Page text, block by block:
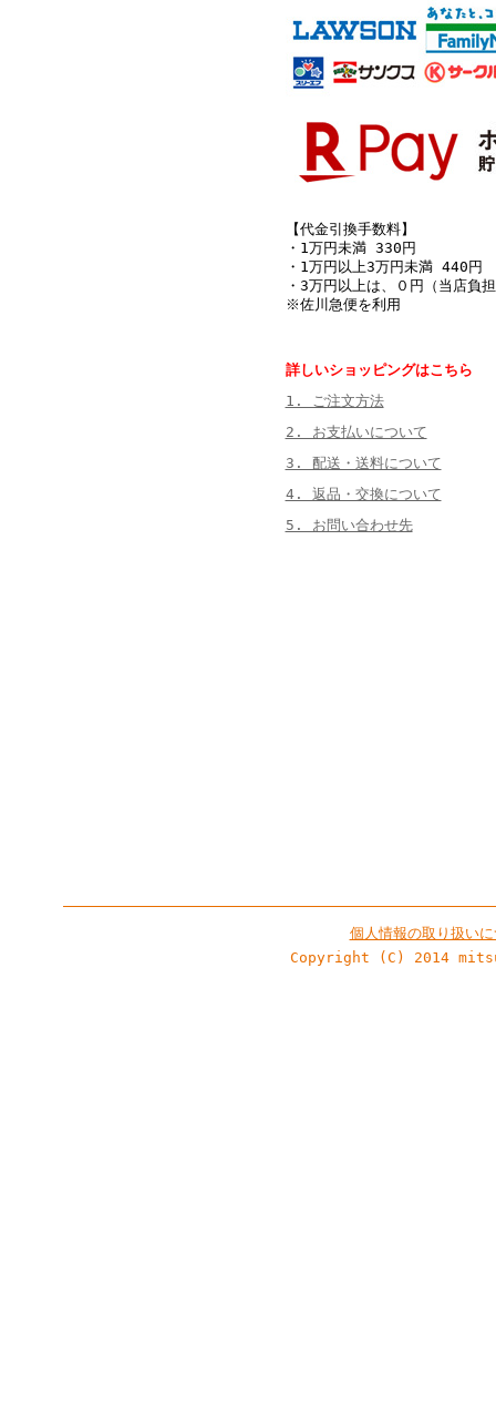
【代金引換手数料】
・1万円未満 330円
・1万円以上3万円未満 440円
・3万円以上は、０円（当店負
※佐川急便を利用
詳しいショッピングはこちら
1. ご注文方法
2. お支払いについて
3. 配送・送料について
4. 返品・交換について
5. お問い合わせ先
個人情報の取り扱い
Copyright (C) 2014